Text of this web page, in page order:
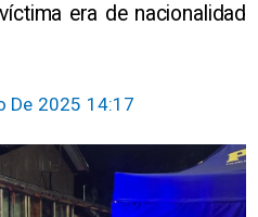
era de nacionalidad
De 2025 14:17